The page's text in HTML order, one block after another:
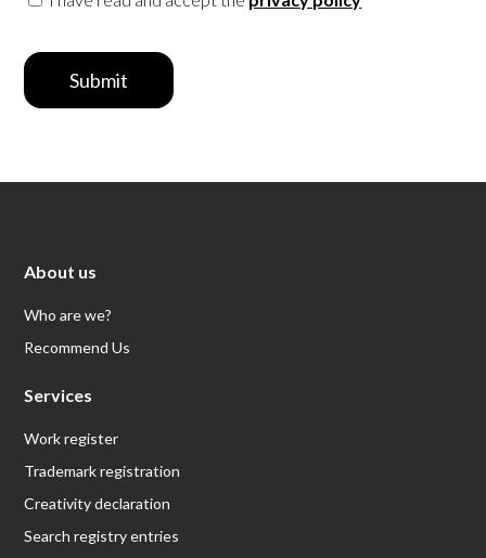
Submit
About us
Who are we?
Recommend Us
Services
Work register
Trademark registration
Creativity declaration
Search registry entries